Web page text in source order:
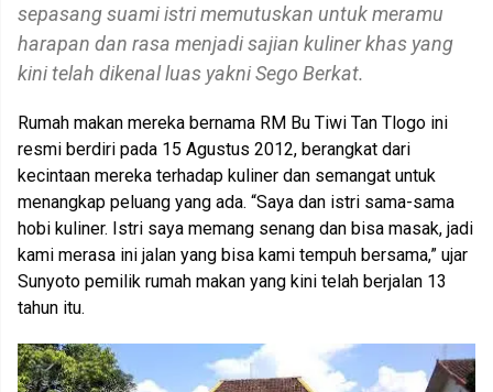
sepasang suami istri memutuskan untuk meramu
harapan dan rasa menjadi sajian kuliner khas yang
kini telah dikenal luas yakni Sego Berkat.
Rumah makan mereka bernama RM Bu Tiwi Tan Tlogo ini
resmi berdiri pada 15 Agustus 2012, berangkat dari
kecintaan mereka terhadap kuliner dan semangat untuk
menangkap peluang yang ada. “Saya dan istri sama-sama
hobi kuliner. Istri saya memang senang dan bisa masak, jadi
kami merasa ini jalan yang bisa kami tempuh bersama,” ujar
Sunyoto pemilik rumah makan yang kini telah berjalan 13
tahun itu.